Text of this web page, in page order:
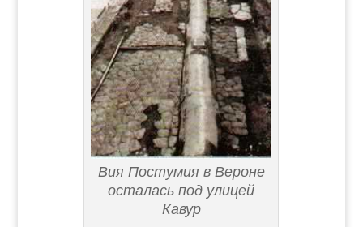
Вия Постумия в Вероне
осталась под улицей
Кавур